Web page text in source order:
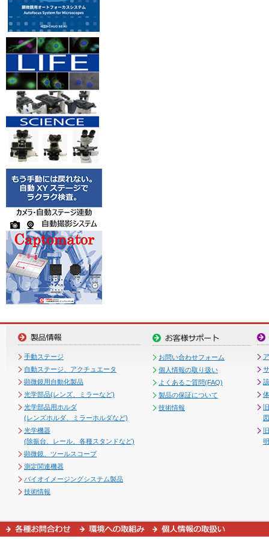
手動ステージ
自動ステージ、アクチュエータ
顕微鏡用自動化製品
光学部品(レンズ、ミラーなど)
光学部品用ホルダ
(レンズホルダ、ミラーホルダなど)
光学機器
(除振台、レール、各種スタンドなど)
顕微鏡、ツールスコープ
測定関連機器
バイオイメージングシステム製品
技術情報
お問い合わせフォーム
個人情報の取り扱い
よくあるご質問(FAQ)
製品の保証について
技術情報